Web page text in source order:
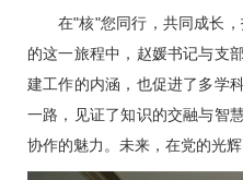
在"核"您同行，共同成长
的这一旅程中， 赵媛书记与支
建工作的内涵，也促进了多学
一路，见证了知识的交融与智
协作的魅力。未来，在党的光